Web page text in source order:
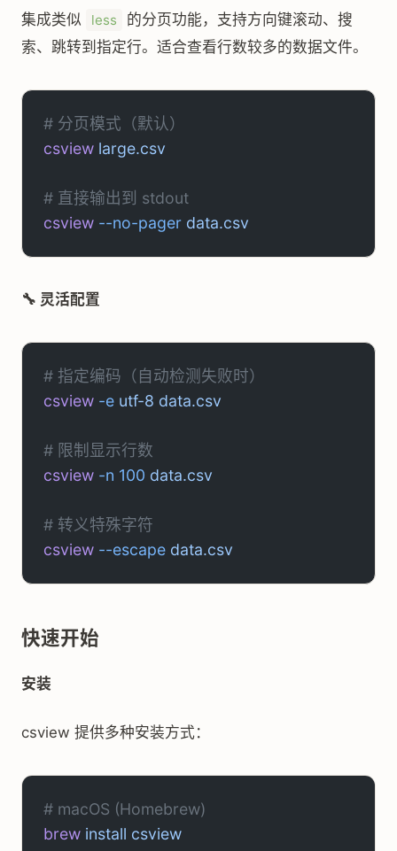
集成类似 less
的分页功能，支持方向键滚动、搜
索、跳转到指定行。适合查看行数较多的数据文件。
# 分页模式（默认）
csview large.csv
# 直接输出到 stdout
csview --no-pager data.csv
🔧 灵活配置
# 指定编码（自动检测失败时）
csview -e utf-8 data.csv
# 限制显示行数
csview -n 100 data.csv
# 转义特殊字符
csview --escape data.csv
快速开始
安装
csview 提供多种安装方式：
# macOS (Homebrew)
brew install csview